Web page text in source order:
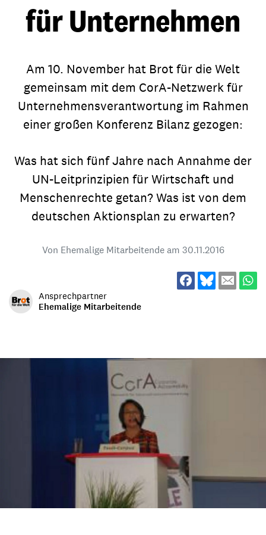
für Unternehmen
Am 10. November hat Brot für die Welt
gemeinsam mit dem CorA-Netzwerk für
Unternehmensverantwortung im Rahmen
einer großen Konferenz Bilanz gezogen:
Was hat sich fünf Jahre nach Annahme der
UN-Leitprinzipien für Wirtschaft und
Menschenrechte getan? Was ist von dem
deutschen Aktionsplan zu erwarten?
Von Ehemalige Mitarbeitende am 30.11.2016
Ansprechpartner
Ehemalige Mitarbeitende